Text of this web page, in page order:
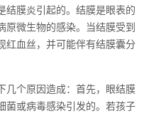
结膜炎引起的。结膜是眼表的
原微生物的感染。当结膜受到
红血丝，并可能伴有结膜囊分
几个原因造成：首先，眼结膜
菌或病毒感染引发的。若孩子